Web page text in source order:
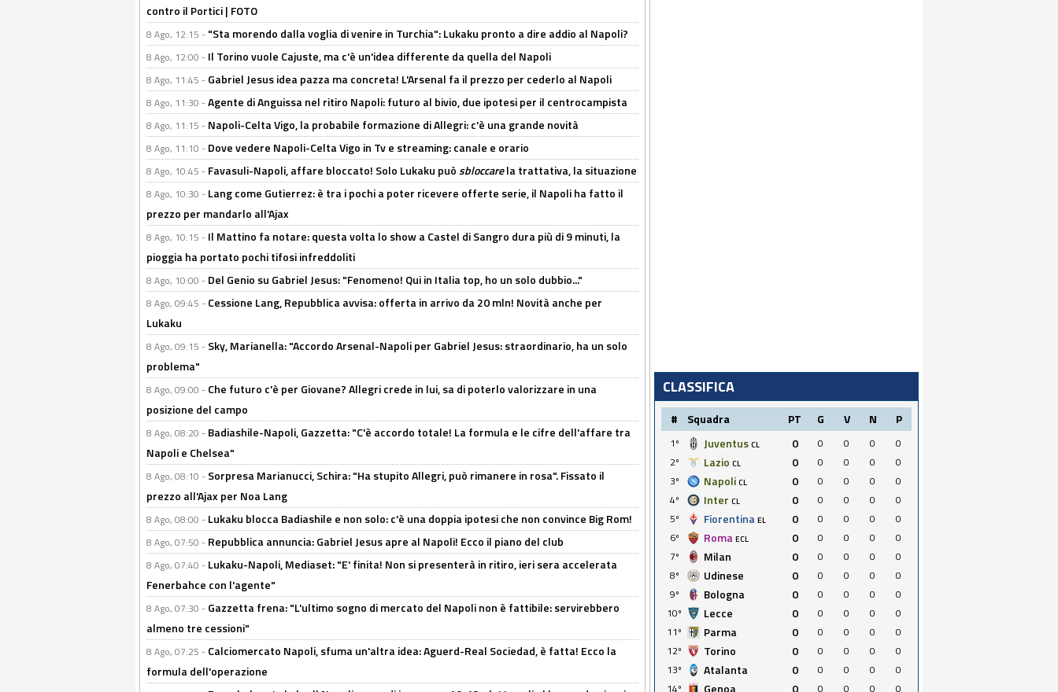
contro il Portici | FOTO
8 Ago, 12:15 - "Sta morendo dalla voglia di venire in Turchia": Lukaku pronto a dire addio al Napoli?
8 Ago, 12:00 - Il Torino vuole Cajuste, ma c'è un'idea differente da quella del Napoli
8 Ago, 11:45 - Gabriel Jesus idea pazza ma concreta! L'Arsenal fa il prezzo per cederlo al Napoli
8 Ago, 11:30 -Agente di Anguissa nel ritiro Napoli: futuro al bivio, due ipotesi per il centrocampista
8 Ago, 11:15 - Napoli-Celta Vigo, la probabile formazione di Allegri: c'è una grande novità
8 Ago, 11:10 - Dove vedere Napoli-Celta Vigo in Tv e streaming: canale e orario
8 Ago, 10:45 - Favasuli-Napoli, affare bloccato! Solo Lukaku puòsbloccarela trattativa, la situazione
8 Ago, 10:30 - Lang come Gutierrez: è tra i pochi a poter ricevere offerte serie, il Napoli ha fatto il
prezzo per mandarlo all'Ajax
8 Ago, 10:15 - Il Mattino fa notare: questa volta lo show a Castel di Sangro dura più di 9 minuti, la
pioggia ha portato pochi tifosi infreddoliti
8 Ago, 10:00 - Del Genio su Gabriel Jesus: "Fenomeno! Qui in Italia top, ho un solo dubbio..."
8 Ago, 09:45 - Cessione Lang, Repubblica avvisa: offerta in arrivo da 20 mln! Novità anche per
Lukaku
8 Ago, 09:15 - Sky, Marianella: "Accordo Arsenal-Napoli per Gabriel Jesus: straordinario, ha un solo
problema"
8 Ago, 09:00 - Che futuro c'è per Giovane? Allegri crede in lui, sa di poterlo valorizzare in una
posizione del campo
8 Ago, 08:20 - Badiashile-Napoli, Gazzetta: "C'è accordo totale! La formula e le cifre dell'affare tra
Napoli e Chelsea"
8 Ago, 08:10 - Sorpresa Marianucci, Schira: "Ha stupito Allegri, può rimanere in rosa". Fissato il
prezzo all'Ajax per Noa Lang
8 Ago, 08:00 - Lukaku blocca Badiashile e non solo: c'è una doppia ipotesi che non convince Big Rom!
8 Ago, 07:50 - Repubblica annuncia: Gabriel Jesus apre al Napoli! Ecco il piano del club
8 Ago, 07:40 - Lukaku-Napoli, Mediaset: "E' finita! Non si presenterà in ritiro, ieri sera accelerata
Fenerbahce con l'agente"
8 Ago, 07:30 - Gazzetta frena: "L'ultimo sogno di mercato del Napoli non è fattibile: servirebbero
almeno tre cessioni"
8 Ago, 07:25 - Calciomercato Napoli, sfuma un'altra idea: Aguerd-Real Sociedad, è fatta! Ecco la
formula dell'operazione
CLASSIFICA
# Squadra PT G V N P
1º Juventus CL 0 0 0 0
0
2º
Lazio CL 0 0 0 0
0
3º
Napoli CL 0 0 0 0
0
4º
Inter CL 0 0 0 0
0
5º
Fiorentina EL 0 0 0 0
0
6º
Roma ECL 0 0 0 0
0
7º
Milan 0 0 0 0
0
8º
Udinese 0 0 0 0
0
9º
Bologna 0 0 0 0
0
10º
Lecce 0 0 0 0
0
11º
Parma 0 0 0 0
0
12º
Torino 0 0 0 0
0
13º
Atalanta 0 0 0 0
0
14º
Genoa 0 0 0 0 0